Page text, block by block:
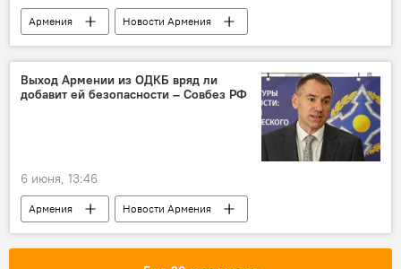
Армения
Новости Армения
Общество
Политика МВД
Выход Армении из ОДКБ вряд ли
добавит ей безопасности – Совбез РФ
6 июня, 13:46
Армения
Новости Армения
Политика
ОДКБ
безопасность